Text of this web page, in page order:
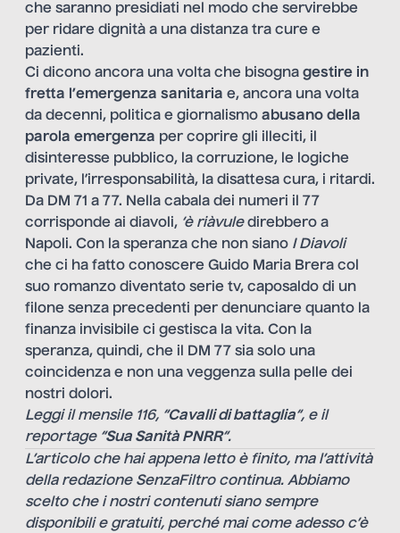
che saranno presidiati nel modo che servirebbe
per ridare dignità a una distanza tra cure e
pazienti.
Ci dicono ancora una volta che bisogna gestire in
fretta l’emergenza sanitaria e, ancora una volta
da decenni, politica e giornalismo abusano della
parola emergenza per coprire gli illeciti, il
disinteresse pubblico, la corruzione, le logiche
private, l’irresponsabilità, la disattesa cura, i ritardi.
Da DM 71 a 77. Nella cabala dei numeri il 77
corrisponde ai diavoli, ‘è riàvuledirebbero a
Napoli. Con la speranza che non siano I Diavoli
che ci ha fatto conoscere Guido Maria Brera col
suo romanzo diventato serie tv, caposaldo di un
filone senza precedenti per denunciare quanto la
finanza invisibile ci gestisca la vita. Con la
speranza, quindi, che il DM 77 sia solo una
coincidenza e non una veggenza sulla pelle dei
nostri dolori.
Leggi il mensile 116, “Cavalli di battaglia“, e il
reportage “Sua Sanità PNRR“.
L’articolo che hai appena letto è finito, ma l’attività
della redazione SenzaFiltro continua. Abbiamo
scelto che i nostri contenuti siano sempre
disponibili e gratuiti, perché mai come adesso c’è